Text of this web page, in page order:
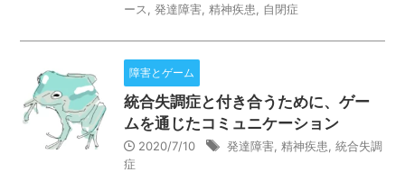
ース
,発達障害 ,精神疾患 自閉症
障害とゲーム
統合失調症と付き合うために、ゲー
ムを通じたコミュニケーション
2020/7/10 発達障害 ,精神疾患 ,統合失調
症